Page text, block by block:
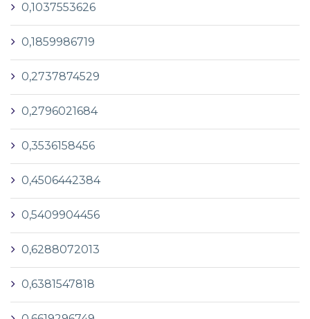
0,1037553626
0,1859986719
0,2737874529
0,2796021684
0,3536158456
0,4506442384
0,5409904456
0,6288072013
0,6381547818